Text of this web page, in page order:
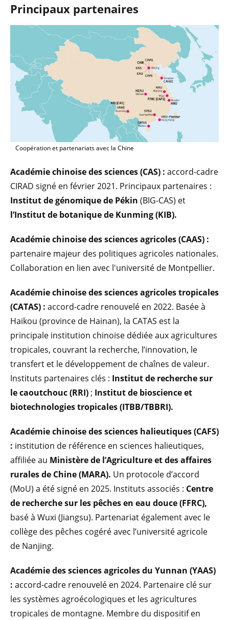
Principaux partenaires
Coopération et partenariats avec la Chine
Académie chinoise des sciences (CAS) : accord-cadre
CIRAD signé en février 2021. Principaux partenaires :
Institut de génomique de Pékin (BIG-CAS) et
l’Institut de botanique de Kunming (KIB).
Académie chinoise des sciences agricoles(CAAS) :
partenaire majeur des politiques agricoles nationales.
Collaboration en lien avec l'université de Montpellier.
Académie chinoise des sciences agricoles tropicales
(CATAS) : accord-cadre renouvelé en 2022. Basée à
Haikou (province de Hainan), la CATAS est la
principale institution chinoise dédiée aux agricultures
tropicales, couvrant la recherche, l’innovation, le
transfert et le développement de chaînes de valeur.
Instituts partenaires clés : Institut de recherche sur
le caoutchouc (RRI); Institut de bioscience et
biotechnologies tropicales (ITBB/TBBRI).
Académie chinoise des sciences halieutiques(CAFS)
: institution de référence en sciences halieutiques,
affiliée au Ministère de l’Agriculture et des affaires
rurales de Chine(MARA). Un protocole d’accord
(MoU) a été signé en 2025. Instituts associés : Centre
de recherche sur les pêches en eau douce (FFRC),
basé à Wuxi (Jiangsu). Partenariat également avec le
collège des pêches cogéré avec l’université agricole
de Nanjing.
Académie des sciences agricoles du Yunnan (YAAS)
: accord-cadre renouvelé en 2024. Partenaire clé sur
les systèmes agroécologiques et les agricultures
tropicales de montagne. Membre du dispositif en